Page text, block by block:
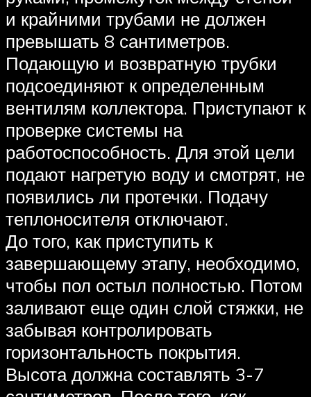
и крайними трубами не должен
превышать 8 сантиметров.
Подающую и возвратную трубки
подсоединяют к определенным
вентилям коллектора. Приступают к
проверке системы на
работоспособность. Для этой цели
подают нагретую воду и смотрят, не
появились ли протечки. Подачу
теплоносителя отключают.
До того, как приступить к
завершающему этапу, необходимо,
чтобы пол остыл полностью. Потом
заливают еще один слой стяжки, не
забывая контролировать
горизонтальность покрытия.
Высота должна составлять 3-7